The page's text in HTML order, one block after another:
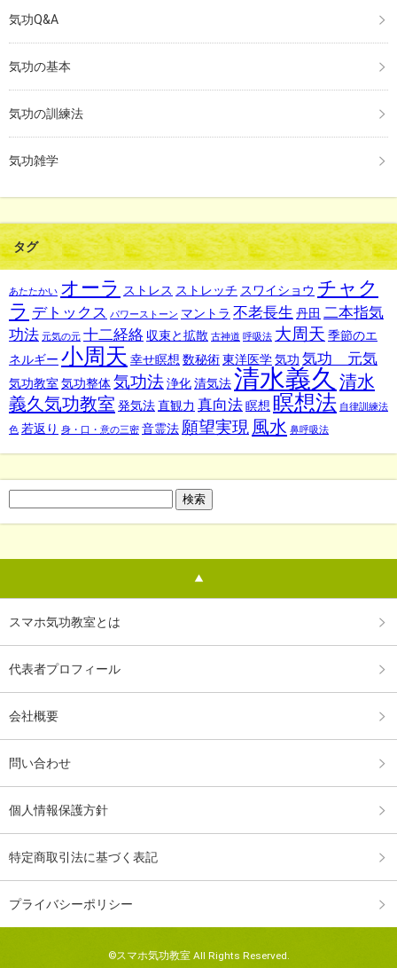
気功Q&A
気功の基本
気功の訓練法
気功雑学
タグ
あたたかい オーラ ストレス ストレッチ スワイショウ チャク
ラ デトックス パワーストーン マントラ 不老長生 丹田 二本指気
功法 元気の元 十二経絡 収束と拡散 古神道 呼吸法 大周天 季節のエ
ネルギー 小周天 幸せ瞑想 数秘術東洋医学気功 気功 元気
気功教室 気功整体気功法浄化清気法清水義久 清水
義久気功教室 発気法直観力 真向法瞑想 瞑想法 自律訓練法
色 若返り 身・口・意の三密 音霊法 願望実現 風水 鼻呼吸法
スマホ気功教室とは
代表者プロフィール
会社概要
問い合わせ
個人情報保護方針
特定商取引法に基づく表記
プライバシーポリシー
©スマホ気功教室 All Rights Reserved.